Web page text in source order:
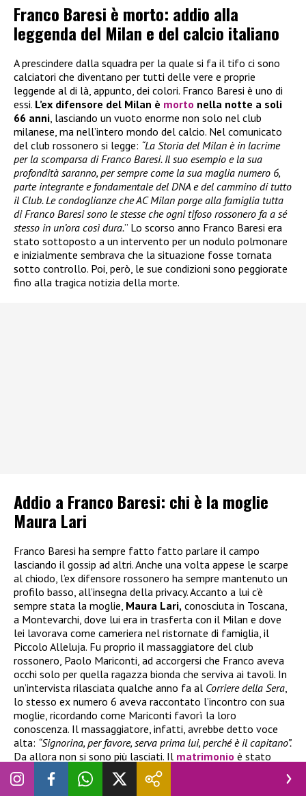
Franco Baresi è morto: addio alla
leggenda del Milan e del calcio italiano
A prescindere dalla squadra per la quale si fa il tifo ci sono
calciatori che diventano per tutti delle vere e proprie
leggende al di là, appunto, dei colori. Franco Baresi è uno di
essi. L’ex difensore del Milan è morto nella notte a soli
66 anni , lasciando un vuoto enorme non solo nel club
milanese, ma nell’intero mondo del calcio. Nel comunicato
del club rossonero si legge: “La Storia del Milan è in lacrime
per la scomparsa di Franco Baresi. Il suo esempio e la sua
profondità saranno, per sempre come la sua maglia numero 6,
parte integrante e fondamentale del DNA e del cammino di tutto
il Club. Le condoglianze che AC Milan porge alla famiglia tutta
di Franco Baresi sono le stesse che ogni tifoso rossonero fa a sé
stesso in un’ora così dura.” Lo scorso anno Franco Baresi era
stato sottoposto a un intervento per un nodulo polmonare
e inizialmente sembrava che la situazione fosse tornata
sotto controllo. Poi, però, le sue condizioni sono peggiorate
fino alla tragica notizia della morte.
Addio a Franco Baresi: chi è la moglie
Maura Lari
Franco Baresi ha sempre fatto fatto parlare il campo
lasciando il gossip ad altri. Anche una volta appese le scarpe
al chiodo, l’ex difensore rossonero ha sempre mantenuto un
profilo basso, all’insegna della privacy. Accanto a lui c’è
sempre stata la moglie, Maura Lari, conosciuta in Toscana,
a Montevarchi, dove lui era in trasferta con il Milan e dove
lei lavorava come cameriera nel ristornate di famiglia, il
Piccolo Alleluja. Fu proprio il massaggiatore del club
rossonero, Paolo Mariconti, ad accorgersi che Franco aveva
occhi solo per quella ragazza bionda che serviva ai tavoli. In
un’intervista rilasciata qualche anno fa al Corriere della Sera
lo stesso ex numero 6 aveva raccontato l’incontro con sua
moglie, ricordando come Mariconti favorì la loro
conoscenza. Il massaggiatore, infatti, avrebbe detto voce
alta: “Signorina, per favore, serva prima lui, perché è il capitano”.
Da allora non si sono più lasciati. Il matrimonio è stato
celebrato il 10 settembre dell’1984.